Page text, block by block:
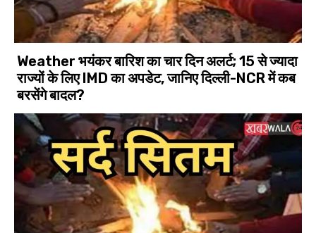
Weather भयंकर बारिश का चार दिन अलर्ट; 15 से ज्यादा
राज्यों के लिए IMD का अपडेट, जानिए दिल्ली-NCR में कब
बरसेंगे बादल?